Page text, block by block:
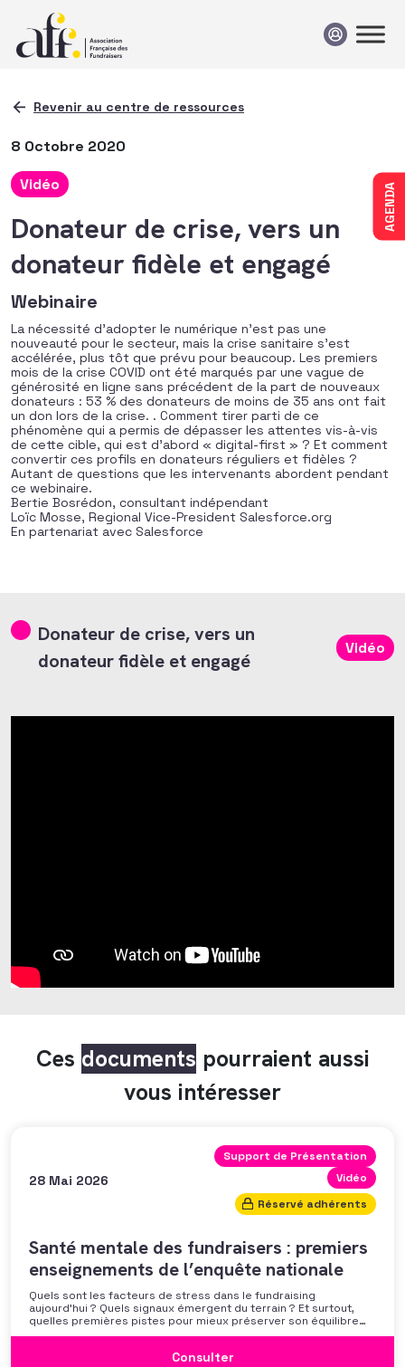
AGENDA
Revenir au centre de ressources
8 Octobre 2020
Vidéo
Donateur de crise, vers un
donateur fidèle et engagé
Webinaire
La nécessité d’adopter le numérique n’est pas une
nouveauté pour le secteur, mais la crise sanitaire s’est
accélérée, plus tôt que prévu pour beaucoup. Les premiers
mois de la crise COVID ont été marqués par une vague de
générosité en ligne sans précédent de la part de nouveaux
donateurs : 53 % des donateurs de moins de 35 ans ont fait
un don lors de la crise. . Comment tirer parti de ce
phénomène qui a permis de dépasser les attentes vis-à-vis
de cette cible, qui est d’abord « digital-first » ? Et comment
convertir ces profils en donateurs réguliers et fidèles ?
Autant de questions que les intervenants abordent pendant
ce webinaire.
Bertie Bosrédon, consultant indépendant
Loïc Mosse, Regional Vice-President Salesforce.org
En partenariat avec Salesforce
Donateur de crise, vers un
donateur fidèle et engagé
Vidéo
Ces documents pourraient aussi
vous intéresser
28 Mai 2026
Support de Présentation
Vidéo
Réservé adhérents
Santé mentale des fundraisers : premiers
enseignements de l’enquête nationale
Quels sont les facteurs de stress dans le fundraising
aujourd’hui ? Quels signaux émergent du terrain ? Et surtout,
quelles premières pistes pour mieux préserver son équilibre
professionnel ? L’AFF vous propose un webinaire pour découvrir
discussion autour des mécanismes
Consulter